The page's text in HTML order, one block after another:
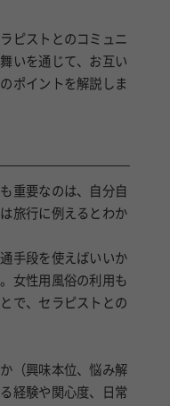
ピストとのコミュニ
いを通じて、お互い
ポイントを解説しま
重要なのは、自分自
旅行に例えるとわか
手段を使えばいいか
女性用風俗の利用も
で、セラピストとの
（興味本位、悩み解
経験や関心度、日常